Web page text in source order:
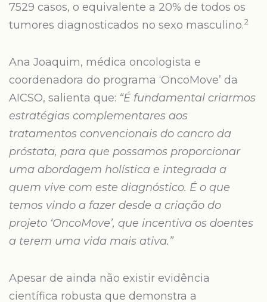
7529 casos, o equivalente a 20% de todos os
tumores diagnosticados no sexo masculino.2
Ana Joaquim, médica oncologista e
coordenadora do programa ‘OncoMove’ da
AICSO, salienta que: “É fundamental criarmos
estratégias complementares aos
tratamentos convencionais do cancro da
próstata, para que possamos proporcionar
uma abordagem holística e integrada a
quem vive com este diagnóstico. É o que
temos vindo a fazer desde a criação do
projeto ‘OncoMove’, que incentiva os doentes
a terem uma vida mais ativa.”
Apesar de ainda não existir evidência
científica robusta que demonstra a